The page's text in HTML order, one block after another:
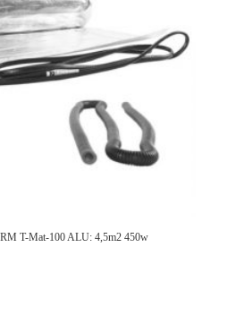
T-Mat-100 ALU: 4,5m2 450w